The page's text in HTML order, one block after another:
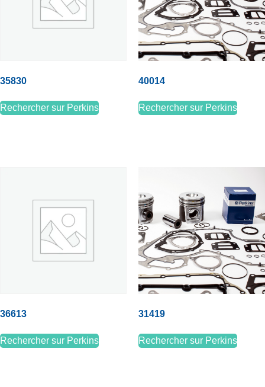
35830
Rechercher sur Perkins
40014
Rechercher sur Perkins
36613
Rechercher sur Perkins
31419
Rechercher sur Perkins